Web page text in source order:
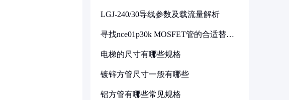
LGJ-240/30导线参数及载流量解析
寻找nce01p30k MOSFET管的合适替代
电梯的尺寸有哪些规格
镀锌方管尺寸一般有哪些
铝方管有哪些常见规格